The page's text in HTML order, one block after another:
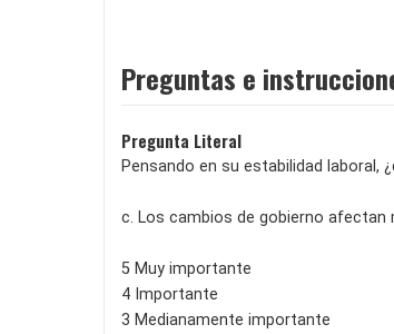
Preguntas e
Pregunta Literal
Pensando en su estabilidad
c. Los cambios de gobierno afectan
5 Muy importante
4 Importante
3 Medianamente importante